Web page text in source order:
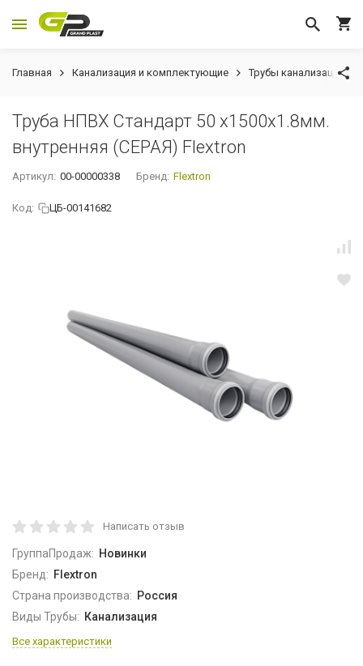
Главная Канализация и комплектующие Трубы
Труба НПВХ Стандарт 50 x1500x1.8мм.
внутренняя (СЕРАЯ) Flextron
Артикул: 00-00000338 Бренд: Flextron
Код: ЦБ-00141682
Написать отзыв
ГруппаПродаж: Новинки
Бренд: Flextron
Страна производства: Россия
Виды Трубы: Канализация
Все характеристики